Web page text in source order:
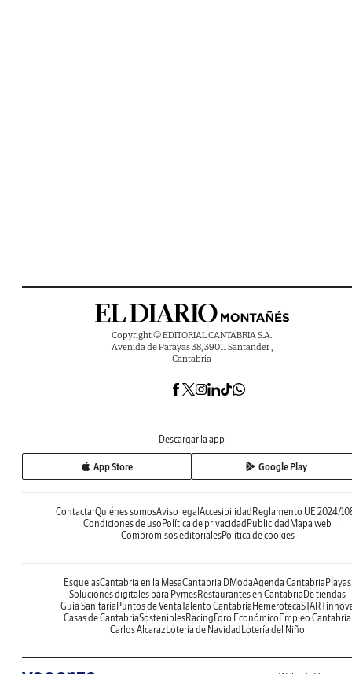
Copyright © EDITORIAL CANTABRIA S.A.
Avenida de Parayas 38, 39011 Santander ,
Cantabria
Descargar la app
App Store Google Play
ContactarQuiénes somosAviso legal Accesibilidad Reglamento UE 2024/
Condiciones de uso Política de privacidad Publicidad Mapa web
Compromisos editorialesPolítica de cookies
EsquelasCantabria en la MesaCantabria DModaAgenda Cantabria Playas
Soluciones digitales para PymesRestaurantes en Cantabria De tiendas
Guía Sanitaria Puntos de VentaTalento Cantabria Hemeroteca
Casas de CantabriaSosteniblesRacing Foro Económico Empleo Cantabria
Carlos AlcarazLotería de Navidad Lotería del Niño